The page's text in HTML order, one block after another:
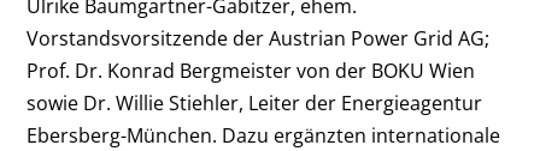
Ulrike Baumgartner-Gabitzer, ehem.
Vorstandsvorsitzende der Austrian Power Grid AG;
Prof. Dr. Konrad Bergmeister von der BOKU Wien
sowie Dr. Willie Stiehler, Leiter der Energieagentur
Ebersberg-München. Dazu ergänzten internationale